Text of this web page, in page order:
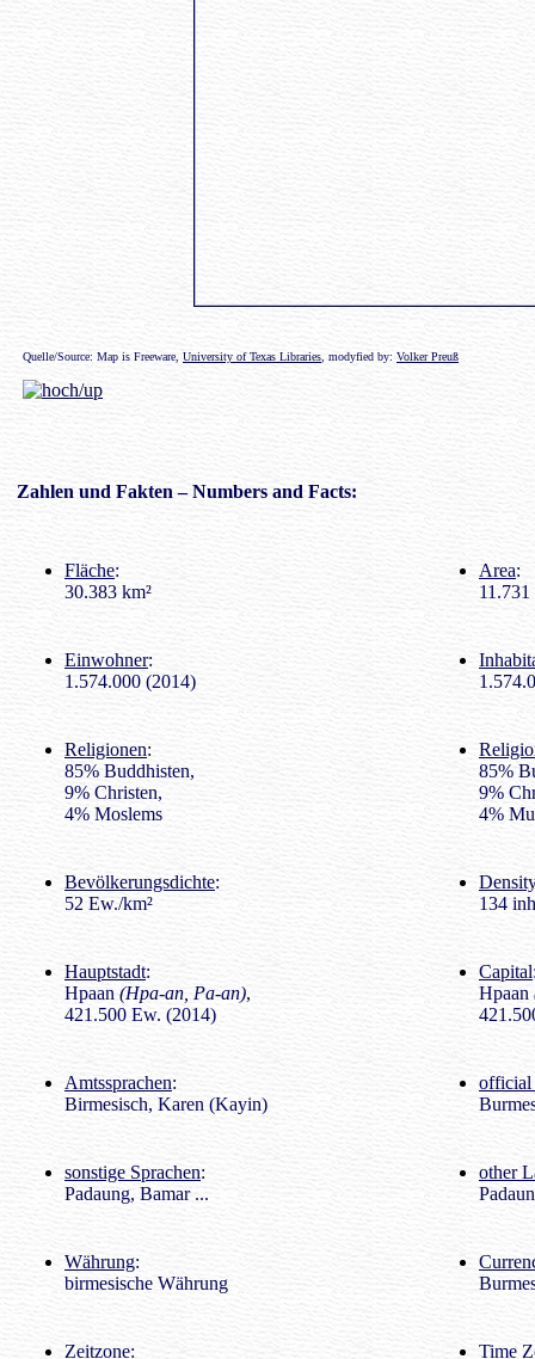
Quelle/Source: Map is Freeware, University of Texas Libraries , modyfied by: Volker Preuß
Zahlen und Fakten – Numbers and Facts:
Fläche:
30.383 km²
Area:
11.731
Einwohner:
1.574.000 (2014)
Religionen:
85% Buddhisten,
9% Christen,
4% Moslems
85%
9%
4%
Bevölkerungsdichte:
52 Ew./km²
134
Hauptstadt:
Hpaan (Hpa-an, Pa-an),
421.500 Ew. (2014)
Capital
Hpaan
Amtssprachen:
Birmesisch, Karen (Kayin)
official
sonstige Sprachen:
Padaung, Bamar ...
other
Währung:
birmesische Währung
Zeitzone:
Time